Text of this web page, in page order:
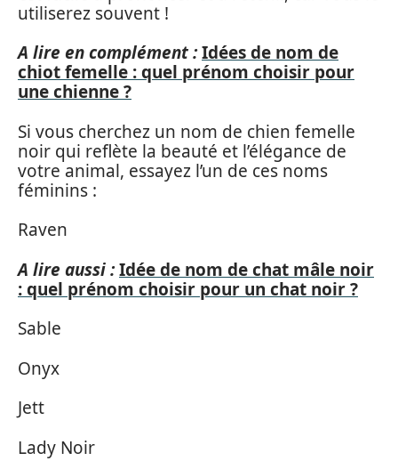
utiliserez souvent !
A lire en complément :Idées de nom de
chiot femelle : quel prénom choisir pour
une chienne ?
Si vous cherchez un nom de chien femelle
noir qui reflète la beauté et l’élégance de
votre animal, essayez l’un de ces noms
féminins :
Raven
A lire aussi :Idée de nom de chat mâle noir
: quel prénom choisir pour un chat noir ?
Sable
Onyx
Jett
Lady Noir